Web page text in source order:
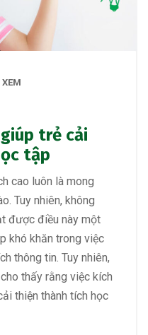
trẻ cải
tập
cao luôn là mong
Tuy nhiên, không
được điều này một
khó khăn trong việc
thông tin. Tuy nhiên,
thấy rằng việc kích
thiện thành tích học